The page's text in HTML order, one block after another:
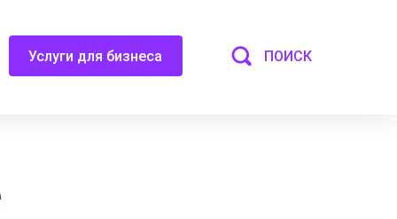
Услуги для бизнеса ПОИСК